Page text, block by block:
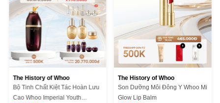
The History of Whoo
Bộ Tinh Chất Kiệt Tác Hoàn Lưu
Cao Whoo Imperial Youth
The History of Whoo
Son Dưỡng Môi Đông Y Whoo Mi
Glow Lip Balm